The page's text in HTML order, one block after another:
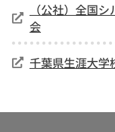
（公社）全国
会
千葉県生涯大学